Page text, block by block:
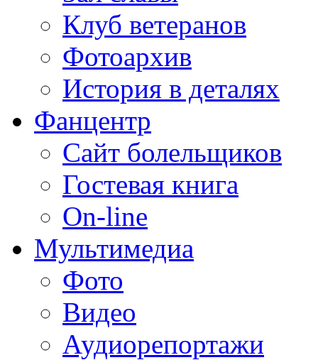
Клуб ветеранов
Фотоархив
История в деталях
Фанцентр
Сайт болельщиков
Гостевая книга
On-line
Мультимедиа
Фото
Видео
Аудиорепортажи